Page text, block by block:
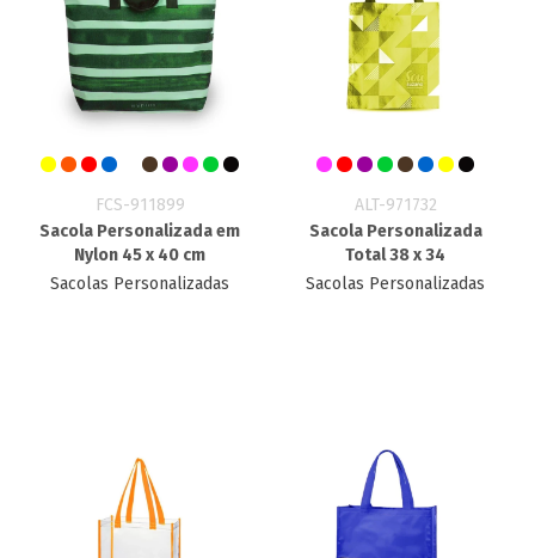
FCS-911899
Sacola Personalizada em
Nylon 45 x 40 cm
Sacolas Personalizadas
ALT-971732
Sacola Personalizada
Total 38 x 34
Sacolas Personalizadas